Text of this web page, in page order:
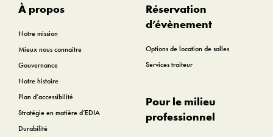
À propos
Notre mission
Mieux nous connaitre
Gouvernance
Notre histoire
Plan d’accessibilité
Stratégie en matière d’EDIA
Durabilité
Réservation
d’évènement
Options de location de salles
Services traiteur
Pour le milieu
professionnel